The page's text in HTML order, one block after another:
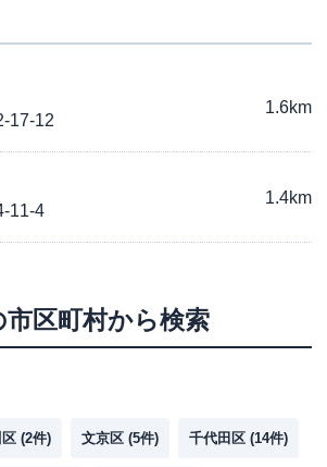
17-12
1.6km
11-4
1.4km
市区町村から検索
(2件) 文京区 (5件) 千代田区 (14件)